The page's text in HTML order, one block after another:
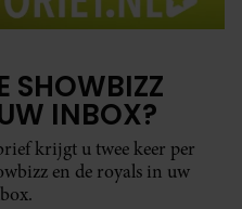
SHOWBIZZ
INBOX?
krijgt u twee keer per
en de royals in uw